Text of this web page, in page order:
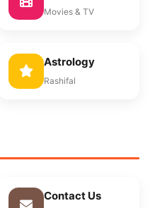
Movies & TV
Astrology
Rashifal
Contact Us